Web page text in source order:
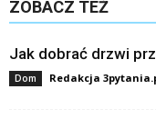
ZOBACZ TEŻ
Jak dobrać drzwi
Dom Redakcja